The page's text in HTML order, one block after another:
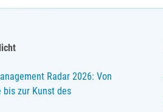
Radar 2026: Von
bis zur Kunst des